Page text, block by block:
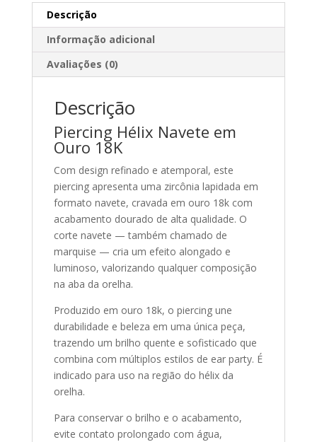
Descrição
Informação adicional
Avaliações (0)
Descrição
Piercing Hélix Navete em
Ouro 18K
Com design refinado e atemporal, este
piercing apresenta uma zircônia lapidada em
formato navete, cravada em ouro 18k com
acabamento dourado de alta qualidade. O
corte navete — também chamado de
marquise — cria um efeito alongado e
luminoso, valorizando qualquer composição
na aba da orelha.
Produzido em ouro 18k, o piercing une
durabilidade e beleza em uma única peça,
trazendo um brilho quente e sofisticado que
combina com múltiplos estilos de ear party. É
indicado para uso na região do hélix da
orelha.
Para conservar o brilho e o acabamento,
evite contato prolongado com água,